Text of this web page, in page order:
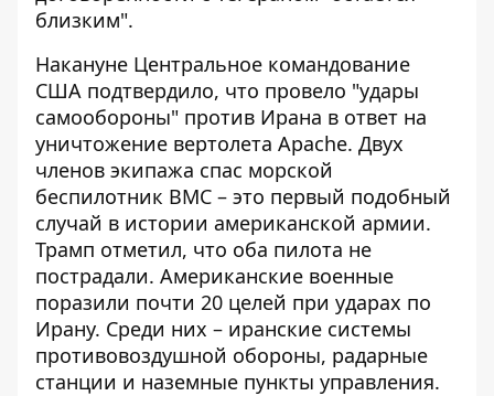
близким".
Накануне Центральное командование
США подтвердило, что провело "удары
самообороны" против Ирана в ответ на
уничтожение вертолета Apache. Двух
членов экипажа спас морской
беспилотник ВМС – это первый подобный
случай в истории американской армии.
Трамп отметил, что оба пилота не
пострадали. Американские военные
поразили почти 20 целей при ударах по
Ирану. Среди них – иранские системы
противовоздушной обороны, радарные
станции и наземные пункты управления.